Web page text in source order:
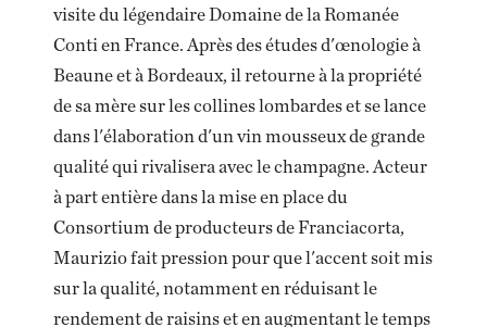
visite du légendaire Domaine de la Romanée
Conti en France. Après des études d'œnologie à
Beaune et à Bordeaux, il retourne à la propriété
de sa mère sur les collines lombardes et se lance
dans l'élaboration d'un vin mousseux de grande
qualité qui rivalisera avec le champagne. Acteur
à part entière dans la mise en place du
Consortium de producteurs de Franciacorta,
Maurizio fait pression pour que l'accent soit mis
sur la qualité, notamment en réduisant le
rendement de raisins et en augmentant le temps